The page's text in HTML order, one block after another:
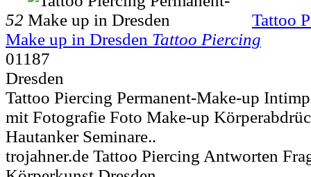
52
Tattoo
Make up in Dresden Tattoo Piercing
01187
Dresden
Tattoo Piercing Permanent-Make-up
mit Fotografie Foto Make-up
Hautanker Seminare..
trojahner.de Tattoo Piercing Antworten